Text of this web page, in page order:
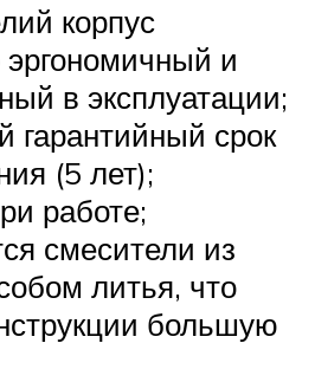
корпус
эргономичный и
в эксплуатации;
гарантийный срок
(5 лет);
работе;
смесители из
литья, что
большую